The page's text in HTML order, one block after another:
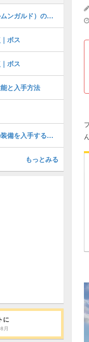
ヨルムンガンド（ヨルムンガルド）の攻略と出現場所｜希少種
ボス
ボス
と入手方法
序盤から最強クラスの装備を入手する方法
もっとみる
に
月